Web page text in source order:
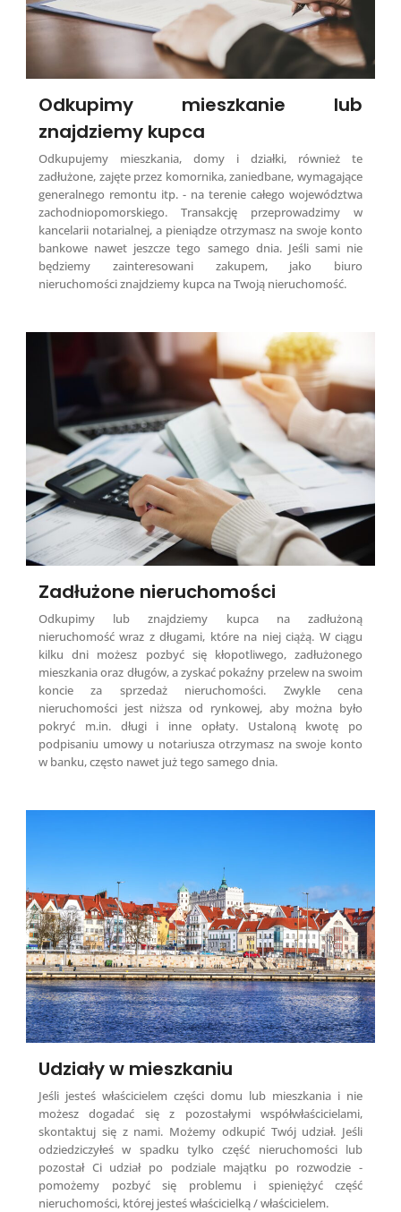
Odkupimy mieszkanie lub
znajdziemy kupca
Odkupujemy mieszkania, domy i działki, również te
zadłużone, zajęte przez komornika, zaniedbane, wymagające
generalnego remontu itp. - na terenie całego województwa
zachodniopomorskiego. Transakcję przeprowadzimy w
kancelarii notarialnej, a pieniądze otrzymasz na swoje konto
bankowe nawet jeszcze tego samego dnia. Jeśli sami nie
będziemy zainteresowani zakupem, jako biuro
nieruchomości znajdziemy kupca na Twoją nieruchomość.
Zadłużone nieruchomości
Odkupimy lub znajdziemy kupca na zadłużoną
nieruchomość wraz z długami, które na niej ciążą. W ciągu
kilku dni możesz pozbyć się kłopotliwego, zadłużonego
mieszkania oraz długów, a zyskać pokaźny przelew na swoim
koncie za sprzedaż nieruchomości. Zwykle cena
nieruchomości jest niższa od rynkowej, aby można było
pokryć m.in. długi i inne opłaty. Ustaloną kwotę po
podpisaniu umowy u notariusza otrzymasz na swoje konto
w banku, często nawet już tego samego dnia.
Udziały w mieszkaniu
Jeśli jesteś właścicielem części domu lub mieszkania i nie
możesz dogadać się z pozostałymi współwłaścicielami,
skontaktuj się z nami. Możemy odkupić Twój udział. Jeśli
odziedziczyłeś w spadku tylko część nieruchomości lub
pozostał Ci udział po podziale majątku po rozwodzie -
pomożemy pozbyć się problemu i spieniężyć część
nieruchomości, której jesteś właścicielką / właścicielem.